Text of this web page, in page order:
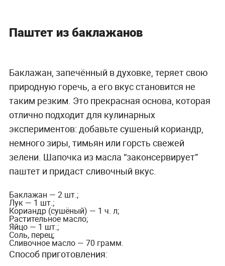
Паштет из баклажанов
Баклажан, запечённый в духовке, теряет свою
природную горечь, а его вкус становится не
таким резким. Это прекрасная основа, которая
отлично подходит для кулинарных
экспериментов: добавьте сушеный кориандр,
немного зиры, тимьян или горсть свежей
зелени. Шапочка из масла “законсервирует”
паштет и придаст сливочный вкус.
Баклажан — 2 шт.;
Лук — 1 шт.;
Кориандр (сушёный) — 1 ч. л;
Растительное масло;
Яйцо — 1 шт.;
Соль, перец;
Сливочное масло — 70 грамм.
Способ приготовления: